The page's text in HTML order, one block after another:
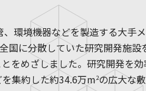
環境機器などを製造する大手
に分散していた研究開発施
をめざしました。研究開発を
集約した約34.6万m2の広大な